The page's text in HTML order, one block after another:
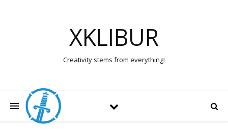
XKLIBUR
Creativity stems from everything!